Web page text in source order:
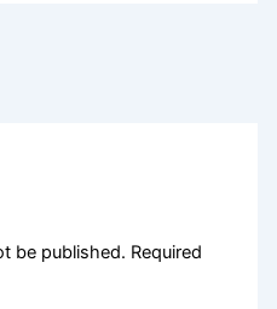
be published. Required